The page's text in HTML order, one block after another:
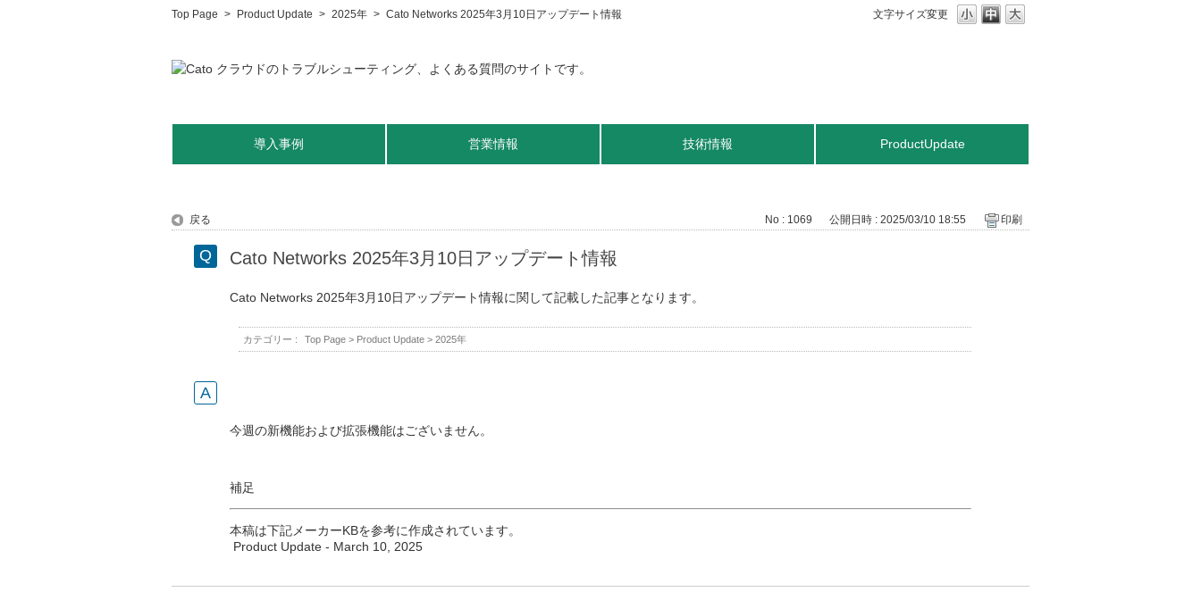
文字サイズ変更
Top Page > Product Update > 2025年 > Cato Networks 2025年3月10日アップデート情報
導入事例 営業情報 技術情報 ProductUpdate
戻る No : 1069 公開日時 : 2025/03/10 18:55 印刷
Cato Networks 2025年3月10日アップデート情報
Cato Networks 2025年3月10日アップデート情報に関して記載した記事となります。
カテゴリー : Top Page > Product Update > 2025年
今週の新機能および拡張機能はございません。
補足
本稿は下記メーカーKBを参考に作成されています。
Product Update - March 10, 2025